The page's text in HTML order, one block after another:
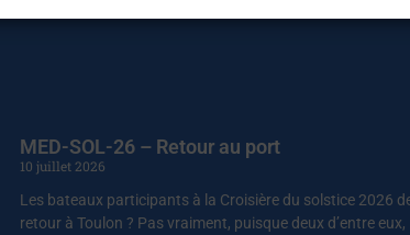
MED-SOL-26 – Retour au port
10 juillet 2026
Les bateaux participants à la Croisière du solstice 2026
retour à Toulon ? Pas vraiment, puisque deux d’entre eux,